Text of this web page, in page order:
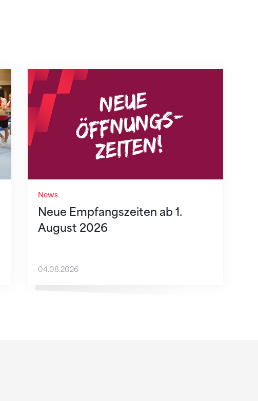
News
Neue Empfangszeiten ab 1.
August 2026
Neue Empfangszeiten ab 1. August 2026
04.08.2026